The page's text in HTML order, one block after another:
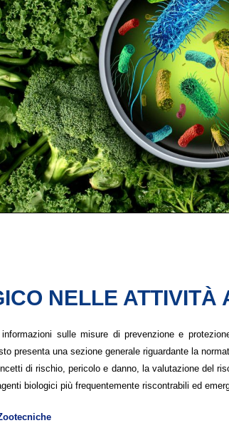
NELLE ATTIVITÀ
sulle misure di prevenzione e
presenta una sezione generale riguardante la
di rischio, pericolo e danno, la valutazione del
biologici più frequentemente riscontrabili ed